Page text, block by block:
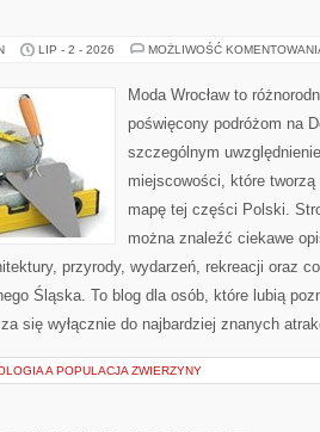
LIP - 2 - 2026 MOŻLIWOŚĆ
Moda Wrocław to
poświęcony podróżom na
szczególnym
miejscowości, które
mapę tej części Polski.
można znaleźć ciekawe
przyrody, wydarzeń, rekreacji oraz
Śląska. To blog dla osób, które lubią
się wyłącznie do najbardziej znanych
A POPULACJA ZWIERZYNY